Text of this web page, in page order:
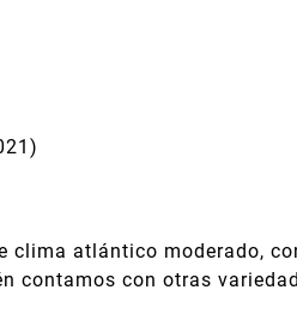
clima atlántico moderado,
contamos con otras